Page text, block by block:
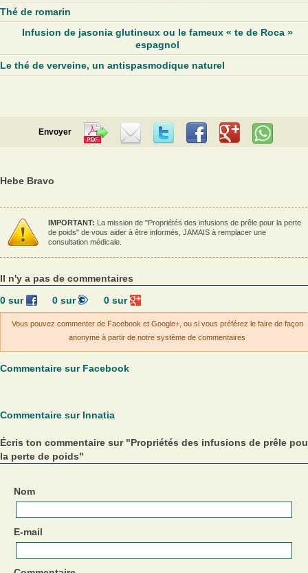
Thé de romarin
Infusion de jasonia glutineux ou le fameux « te de Roca »
espagnol
Le thé de verveine, un antispasmodique naturel
Envoyer
Hebe Bravo
IMPORTANT: La mission de "Propriétés des infusions de prêle pour la perte
de poids" de vous aider à être informés, JAMAIS à remplacer une
consultation médicale.
Il n'y a pas de commentaires
0sur 0sur 0 sur
Vous pouvez commenter de Facebook et Google+, ou si vous préférez le faire de façon
anonyme à partir de notre système de commentaires
Commentaire sur Facebook
Commentaire sur Innatia
Écris ton commentaire sur "Propriétés des infusions de prêle
la perte de poids"
Nom
E-mail